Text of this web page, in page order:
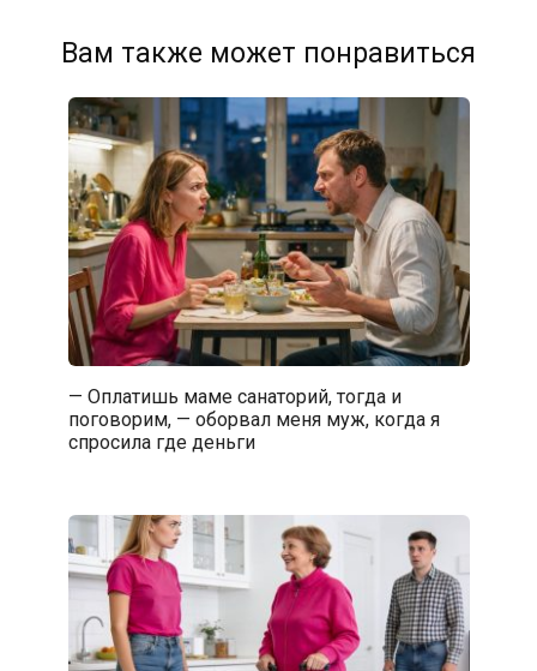
Вам также может понравиться
— Оплатишь маме санаторий, тогда и
поговорим, — оборвал меня муж, когда я
спросила где деньги